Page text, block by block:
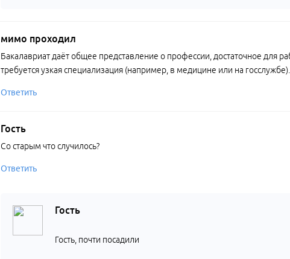
мимо проходил
Бакалавриат даёт общее представление о профессии, достаточное для
требуется узкая специализация (например, в медицине или на госслужбе).
Ответить
Гость
Со старым что случилось?
Ответить
Гость
Гость, почти посадили